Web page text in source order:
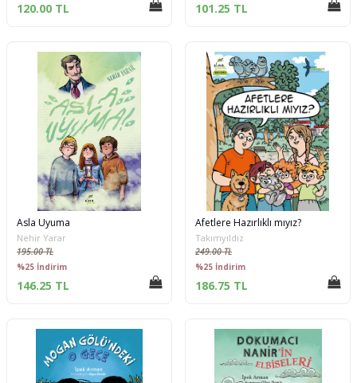
120.00 TL 101.25 TL
Asla Uyuma
Nehir Yarar
195.00 TL
%25 İndirim
146.25 TL
Afetlere Hazırlıklı mıyız?
Takımyıldız
249.00 TL
%25 İndirim
186.75 TL